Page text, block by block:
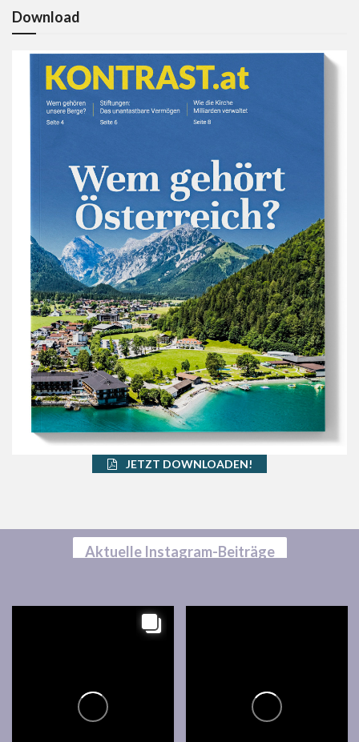
Download
JETZT DOWNLOADEN!
Aktuelle Instagram-Beiträge